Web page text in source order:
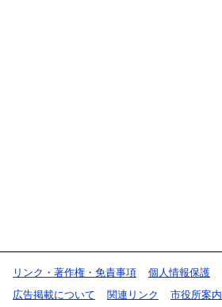
リンク・著作権・免責事項 個人情報保護
広告掲載について
関連リンク 市役所案内